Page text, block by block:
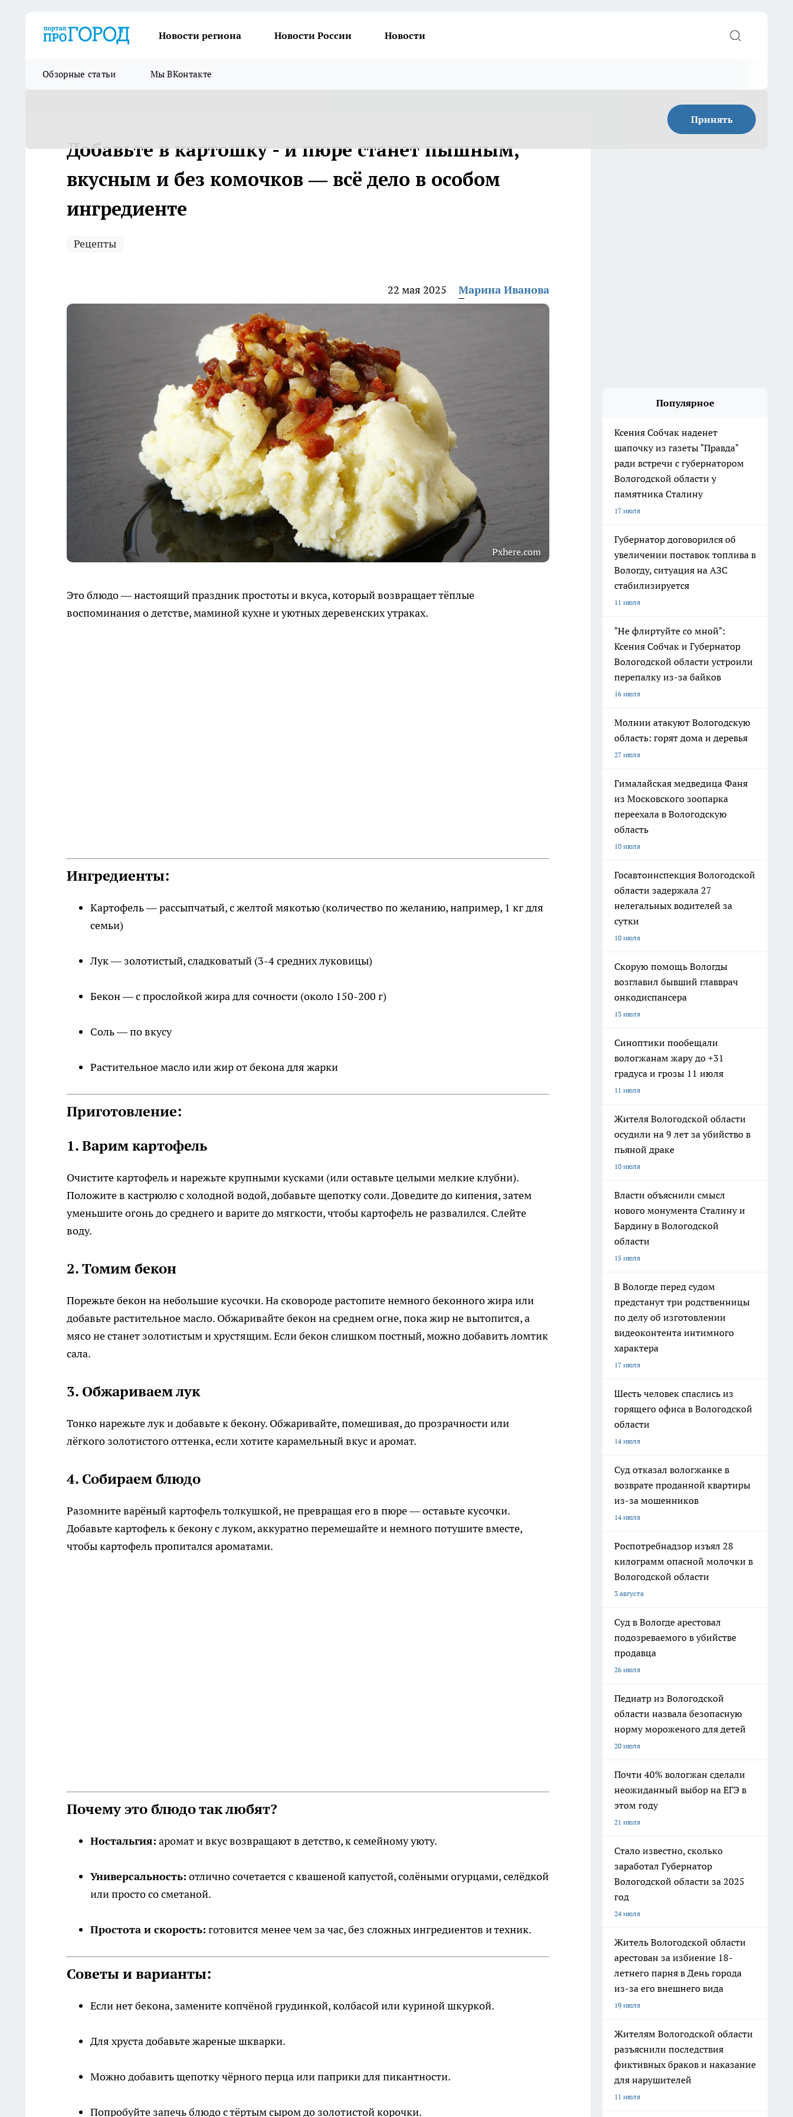
Новости региона Новости России Новости
Обзорные статьи Мы ВКонтакте
Принять
Добавьте в картошку - и пюре станет пышным,
вкусным и без комочков — всё дело в особом
ингредиенте
Рецепты
22 мая 2025 Марина Иванова
Pxhere.com
Это блюдо — настоящий праздник простоты и вкуса, который возвращает тёплые
воспоминания о детстве, маминой кухне и уютных деревенских утраках.
Ингредиенты:
Картофель — рассыпчатый, с желтой мякотью (количество по желанию, например, 1 кг для
семьи)
Лук — золотистый, сладковатый (3-4 средних луковицы)
Бекон — с прослойкой жира для сочности (около 150-200 г)
Соль — по вкусу
Растительное масло или жир от бекона для жарки
Приготовление:
1. Варим картофель
Очистите картофель и нарежьте крупными кусками (или оставьте целыми мелкие клубни).
Положите в кастрюлю с холодной водой, добавьте щепотку соли. Доведите до кипения, затем
уменьшите огонь до среднего и варите до мягкости, чтобы картофель не развалился. Слейте
воду.
2. Томим бекон
Порежьте бекон на небольшие кусочки. На сковороде растопите немного беконного жира или
добавьте растительное масло. Обжаривайте бекон на среднем огне, пока жир не вытопится, а
мясо не станет золотистым и хрустящим. Если бекон слишком постный, можно добавить ломтик
сала.
3. Обжариваем лук
Тонко нарежьте лук и добавьте к бекону. Обжаривайте, помешивая, до прозрачности или
лёгкого золотистого оттенка, если хотите карамельный вкус и аромат.
4. Собираем блюдо
Разомните варёный картофель толкушкой, не превращая его в пюре — оставьте кусочки.
Добавьте картофель к бекону с луком, аккуратно перемешайте и немного потушите вместе,
чтобы картофель пропитался ароматами.
Почему это блюдо так любят?
Ностальгия: аромат и вкус возвращают в детство, к семейному уюту.
Универсальность: отлично сочетается с квашеной капустой, солёными огурцами, селёдкой
или просто со сметаной.
Простота и скорость: готовится менее чем за час, без сложных ингредиентов и техник.
Советы и варианты:
Если нет бекона, замените копчёной грудинкой, колбасой или куриной шкуркой.
Для хруста добавьте жареные шкварки.
Можно добавить щепотку чёрного перца или паприки для пикантности.
Попробуйте запечь блюдо с тёртым сыром до золотистой корочки.
Популярное
Ксения Собчак наденет
шапочку из газеты "Правда"
ради встречи с губернатором
Вологодской области у
памятника Сталину
17 июля
Губернатор договорился об
увеличении поставок топлива в
Вологду, ситуация на АЗС
стабилизируется
11 июля
"Не флиртуйте со мной":
Ксения Собчак и Губернатор
Вологодской области устроили
перепалку из-за байков
16 июля
Молнии атакуют Вологодскую
область: горят дома и деревья
27 июля
Гималайская медведица Фаня
из Московского зоопарка
переехала в Вологодскую
область
10 июля
Госавтоинспекция Вологодской
области задержала 27
нелегальных водителей за
сутки
10 июля
Скорую помощь Вологды
возглавил бывший главврач
онкодиспансера
13 июля
Синоптики пообещали
вологжанам жару до +31
градуса и грозы 11 июля
11 июля
Жителя Вологодской области
осудили на 9 лет за убийство в
пьяной драке
10 июля
Власти объяснили смысл
нового монумента Сталину и
Бардину в Вологодской
области
15 июля
В Вологде перед судом
предстанут три родственницы
по делу об изготовлении
видеоконтента интимного
характера
17 июля
Шесть человек спаслись из
горящего офиса в Вологодской
области
14 июля
Суд отказал вологжанке в
возврате проданной квартиры
из-за мошенников
14 июля
Роспотребнадзор изъял 28
килограмм опасной молочки в
Вологодской области
3 августа
Суд в Вологде арестовал
подозреваемого в убийстве
продавца
26 июля
Педиатр из Вологодской
области назвала безопасную
норму мороженого для детей
20 июля
Почти 40% вологжан сделали
неожиданный выбор на ЕГЭ в
этом году
21 июля
Стало известно, сколько
заработал Губернатор
Вологодской области за 2025
год
24 июля
Житель Вологодской области
арестован за избиение 18-
летнего парня в День города
из-за его внешнего вида
19 июля
Жителям Вологодской области
разъяснили последствия
фиктивных браков и наказание
для нарушителей
11 июля